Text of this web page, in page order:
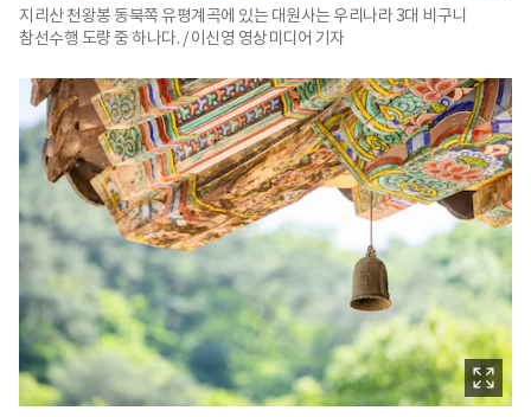
지리산 천왕봉 동북쪽 유평계곡에 있는 대원사는 우리나라 3대 비구니
참선수행 도량 중 하나다. / 이신영 영상미디어 기자